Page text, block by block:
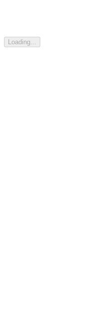
Loading...